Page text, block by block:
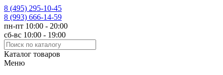
8 (495) 295-10-45
8 (993) 666-14-59
пн-пт 10:00 - 20:00
сб-вс 10:00 - 19:00
Каталог товаров
Меню